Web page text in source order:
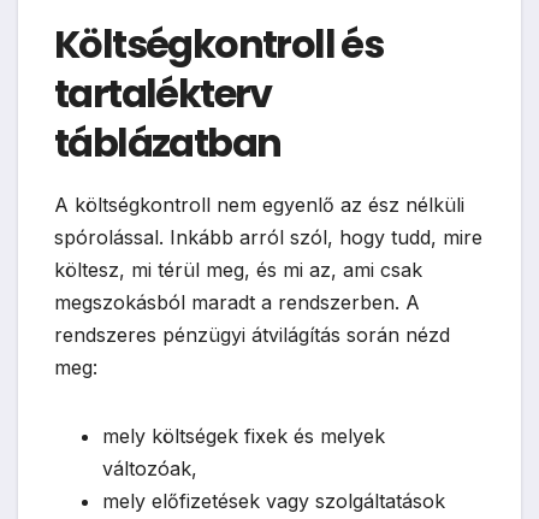
Költségkontroll és
tartalékterv
táblázatban
A költségkontroll nem egyenlő az ész nélküli
spórolással. Inkább arról szól, hogy tudd, mire
költesz, mi térül meg, és mi az, ami csak
megszokásból maradt a rendszerben. A
rendszeres pénzügyi átvilágítás során nézd
meg:
mely költségek fixek és melyek
változóak,
mely előfizetések vagy szolgáltatások